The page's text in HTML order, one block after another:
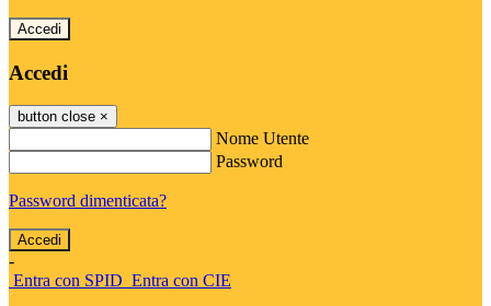
Accedi
Accedi
button close ×
Nome Utente
Password
Password dimenticata?
-
Entra con SPID Entra con CIE